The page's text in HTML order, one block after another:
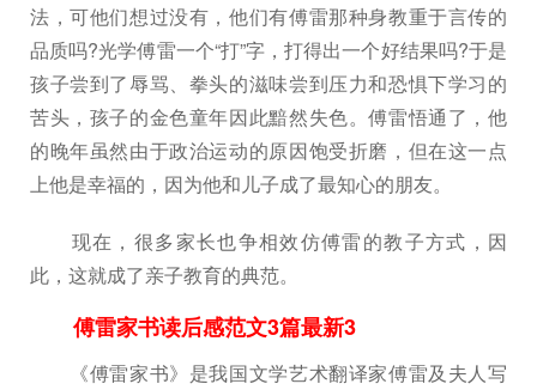
法，可他们想过没有，他们有傅雷那种身教重于言传的
品质吗?光学傅雷一个“打”字，打得出一个好结果吗?于是
孩子尝到了辱骂、拳头的滋味尝到压力和恐惧下学习的
苦头，孩子的金色童年因此黯然失色。傅雷悟通了，他
的晚年虽然由于政治运动的原因饱受折磨，但在这一点
上他是幸福的，因为他和儿子成了最知心的朋友。
现在，很多家长也争相效仿傅雷的教子方式，因
此，这就成了亲子教育的典范。
傅雷家书读后感范文3篇最新3
《傅雷家书》是我国文学艺术翻译家傅雷及夫人写